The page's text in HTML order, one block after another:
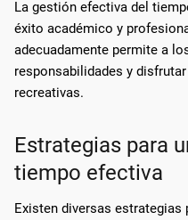
La gestión efectiva del
éxito académico y
adecuadamente permite a
responsabilidades y
recreativas.
Estrategias para
tiempo efectiva
Existen diversas estrategias